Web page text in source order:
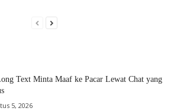
Text Minta Maaf ke Pacar Lewat Chat yang
5, 2026